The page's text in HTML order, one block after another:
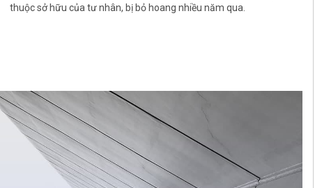
thuộc sở hữu của tư nhân, bị bỏ hoang nhiều năm qua.